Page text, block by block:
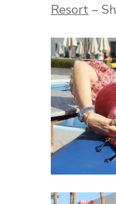
Resort –